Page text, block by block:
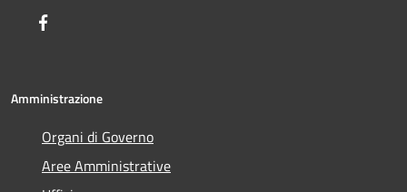
Amministrazione
Organi di Governo
Aree Amministrative